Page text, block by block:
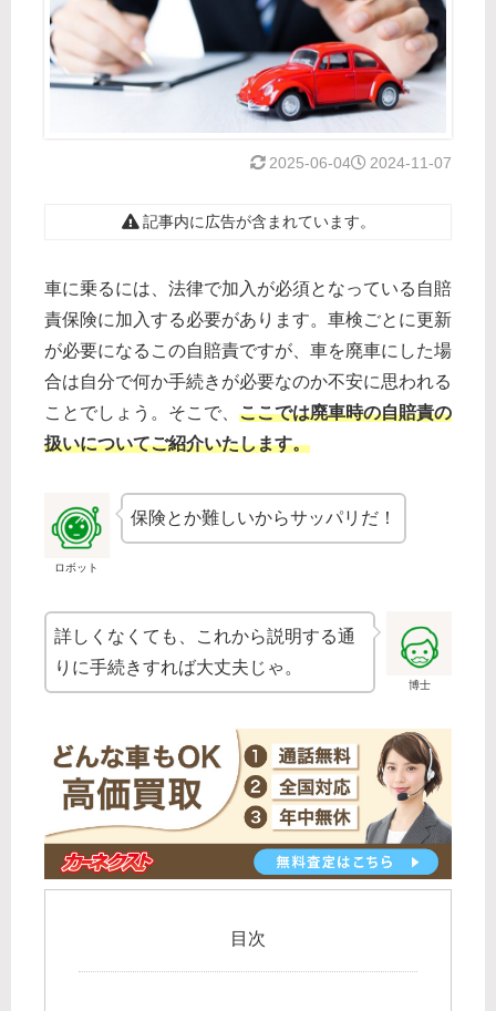
2024-11-07
2025-06-04
記事内に広告が含まれています。
車に乗るには、法律で加入が必須となっている自賠
責保険に加入する必要があります。車検ごとに更新
が必要になるこの自賠責ですが、車を廃車にした場
合は自分で何か手続きが必要なのか不安に思われる
ことでしょう。そこで、 ここでは廃車時の自賠責の
扱いについてご紹介いたします。
ロボット
保険とか難しいからサッパリだ！
博士
詳しくなくても、これから説明する通
りに手続きすれば大丈夫じゃ。
目次